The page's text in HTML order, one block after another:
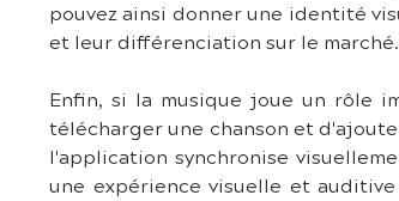
pouvez ainsi donner une identité
et leur différenciation sur le marché.
Enfin, si la musique joue un rôle
télécharger une chanson et
l'application synchronise
une expérience visuelle et